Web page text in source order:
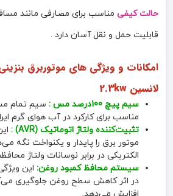
حالت کیفی مناسب برای مصارفی مانند
قابلیت حمل و نقل آسان دارد .
لانسین 2.3kw
سیم پیچ 100درصد مس :
سیم تمام
مناسب برای کارکرد در آب هوای گرم
تثبیت‌کننده ولتاژ اتوماتیک (AVR) :
موتور برق را پایدار و یکنواخت نگه
الکتریکی در برابر نوسانات ولتاژ
سیستم محافظ کمبود روغن: این
در اثر کاهش سطح روغن جلوگیری